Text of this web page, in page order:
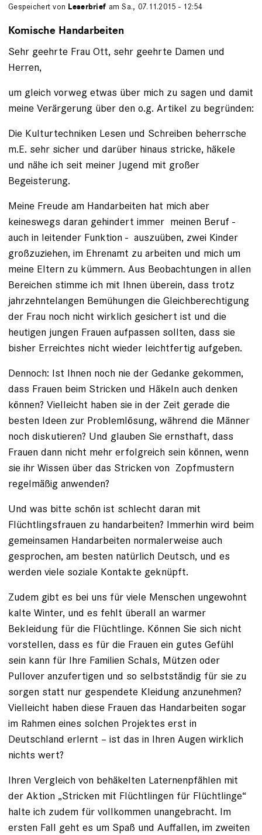
Gespeichert von Leserbrief am Sa., 07.11.2015 - 12:54
Komische Handarbeiten
Sehr geehrte Frau Ott, sehr geehrte Damen und
Herren,
um gleich vorweg etwas über mich zu sagen und damit
meine Verärgerung über den o.g. Artikel zu begründen:
Die Kulturtechniken Lesen und Schreiben beherrsche
m.E. sehr sicher und darüber hinaus stricke, häkele
und nähe ich seit meiner Jugend mit großer
Begeisterung.
Meine Freude am Handarbeiten hat mich aber
keineswegs daran gehindert immer meinen Beruf -
auch in leitender Funktion - auszuüben, zwei Kinder
großzuziehen, im Ehrenamt zu arbeiten und mich um
meine Eltern zu kümmern. Aus Beobachtungen in allen
Bereichen stimme ich mit Ihnen überein, dass trotz
jahrzehntelangen Bemühungen die Gleichberechtigung
der Frau noch nicht wirklich gesichert ist und die
heutigen jungen Frauen aufpassen sollten, dass sie
bisher Erreichtes nicht wieder leichtfertig aufgeben.
Dennoch: Ist Ihnen noch nie der Gedanke gekommen,
dass Frauen beim Stricken und Häkeln auch denken
können? Vielleicht haben sie in der Zeit gerade die
besten Ideen zur Problemlösung, während die Männer
noch diskutieren? Und glauben Sie ernsthaft, dass
Frauen dann nicht mehr erfolgreich sein können, wenn
sie ihr Wissen über das Stricken von Zopfmustern
regelmäßig anwenden?
Und was bitte schön ist schlecht daran mit
Flüchtlingsfrauen zu handarbeiten? Immerhin wird beim
gemeinsamen Handarbeiten normalerweise auch
gesprochen, am besten natürlich Deutsch, und es
werden viele soziale Kontakte geknüpft.
Zudem gibt es bei uns für viele Menschen ungewohnt
kalte Winter, und es fehlt überall an warmer
Bekleidung für die Flüchtlinge. Können Sie sich nicht
vorstellen, dass es für die Frauen ein gutes Gefühl
sein kann für Ihre Familien Schals, Mützen oder
Pullover anzufertigen und so selbstständig für sie zu
sorgen statt nur gespendete Kleidung anzunehmen?
Vielleicht haben diese Frauen das Handarbeiten sogar
im Rahmen eines solchen Projektes erst in
Deutschland erlernt – ist das in Ihren Augen wirklich
nichts wert?
Ihren Vergleich von behäkelten Laternenpfählen mit
der Aktion „Stricken mit Flüchtlingen für Flüchtlinge“
halte ich zudem für vollkommen unangebracht. Im
ersten Fall geht es um Spaß und Auffallen, im zweiten